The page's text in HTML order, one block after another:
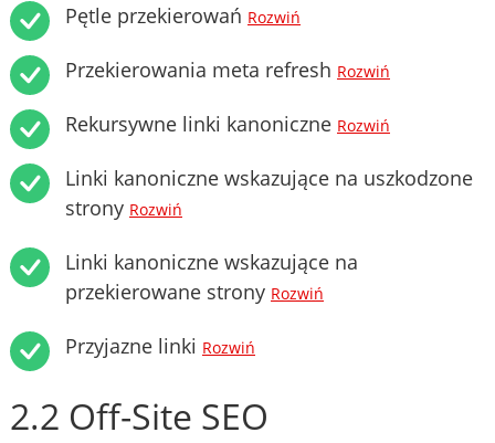
Pętle przekierowań Rozwiń
Przekierowania meta refresh Rozwiń
Rekursywne linki kanoniczne Rozwiń
Linki kanoniczne wskazujące na uszkodzone
strony Rozwiń
Linki kanoniczne wskazujące na
przekierowane strony Rozwiń
Przyjazne linki Rozwiń
2.2 Off-Site SEO